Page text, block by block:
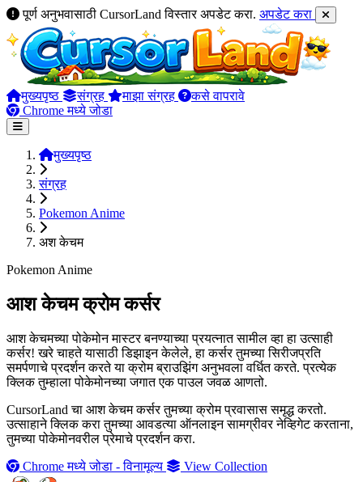
पूर्ण अनुभवासाठी CursorLand विस्तार अपडेट करा. अपडेट करा
मुख्यपृष्ठ संग्रह माझा संग्रह
कसे वापरावे
Chrome मध्ये जोडा
मुख्यपृष्ठ
संग्रह
Pokemon Anime
अश केचम
Pokemon Anime
आश केचम क्रोम कर्सर
आश केचमच्या पोकेमोन मास्टर बनण्याच्या प्रयत्नात सामील व्हा हा उत्साही
कर्सर! खरे चाहते यासाठी डिझाइन केलेले, हा कर्सर तुमच्या सिरीजप्रति
समर्पणाचे प्रदर्शन करते या क्रोम ब्राउझिंग अनुभवला वर्धित करते. प्रत्येक
क्लिक तुम्हाला पोकेमोनच्या जगात एक पाउल जवळ आणतो.
CursorLand चा आश केचम कर्सर तुमच्या क्रोम प्रवासास समृद्ध करतो.
उत्साहाने क्लिक करा तुमच्या आवडत्या ऑनलाइन सामग्रीवर नेव्हिगेट करताना,
तुमच्या पोकेमोनवरील प्रेमाचे प्रदर्शन करा.
Chrome मध्ये जोडा - विनामूल्य
View Collection